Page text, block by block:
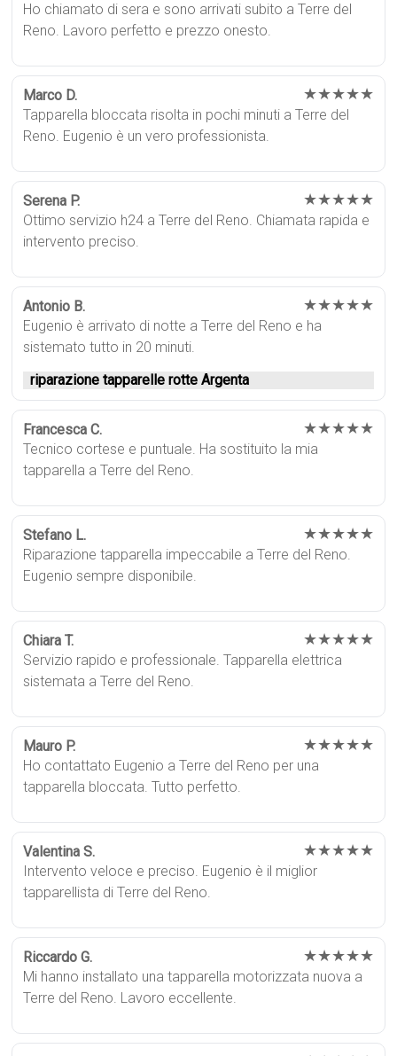
Ho chiamato di sera e sono arrivati subito a Terre del
Reno. Lavoro perfetto e prezzo onesto.
Marco D. ★★★★★
Tapparella bloccata risolta in pochi minuti a Terre del
Reno. Eugenio è un vero professionista.
Serena P. ★★★★★
Ottimo servizio h24 a Terre del Reno. Chiamata rapida e
intervento preciso.
Antonio B. ★★★★★
Eugenio è arrivato di notte a Terre del Reno e ha
sistemato tutto in 20 minuti.
riparazione tapparelle rotte Argenta
Francesca C. ★★★★★
Tecnico cortese e puntuale. Ha sostituito la mia
tapparella a Terre del Reno.
Stefano L. ★★★★★
Riparazione tapparella impeccabile a Terre del Reno.
Eugenio sempre disponibile.
Chiara T. ★★★★★
Servizio rapido e professionale. Tapparella elettrica
sistemata a Terre del Reno.
Mauro P. ★★★★★
Ho contattato Eugenio a Terre del Reno per una
tapparella bloccata. Tutto perfetto.
Valentina S. ★★★★★
Intervento veloce e preciso. Eugenio è il miglior
tapparellista di Terre del Reno.
Riccardo G. ★★★★★
Mi hanno installato una tapparella motorizzata nuova a
Terre del Reno. Lavoro eccellente.